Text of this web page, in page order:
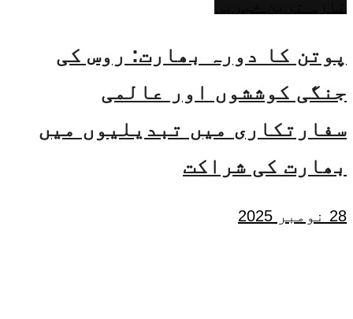
پوتن کا دورہ بھارت: روس کی
جنگی کوششوں اور عالمی
سفارتکاری میں تبدیلیوں میں
بھارت کی شراکت
28 نومبر 2025